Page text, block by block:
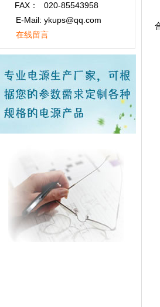
FAX：
020-85543958
E-Mail: ykups@qq.com
在线留言